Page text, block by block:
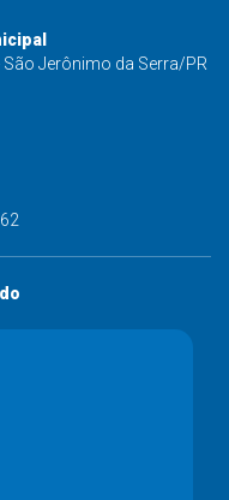
Jerônimo da Serra/PR